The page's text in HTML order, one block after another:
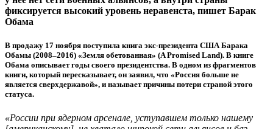
фиксируется высокий уровень неравенста, пишет Барак
Обама
В продажу 17 ноября поступила книга экс-президента США Барака
Обамы (2008–2016) «Земля обетованная» (A Promised Land). В книге
Обама описывает годы своего президентства. В одном из фрагментов
книги, который пересказывает, он заявил, что «Россия больше не
является сверхдержавой», и называет причины потери страной этого
статуса.
«России при ядерном арсенале, уступавшем только нашему